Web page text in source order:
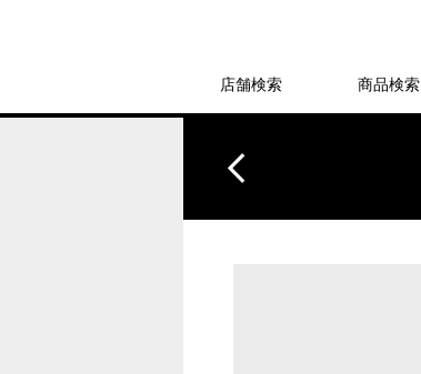
店舗検索 商品検索